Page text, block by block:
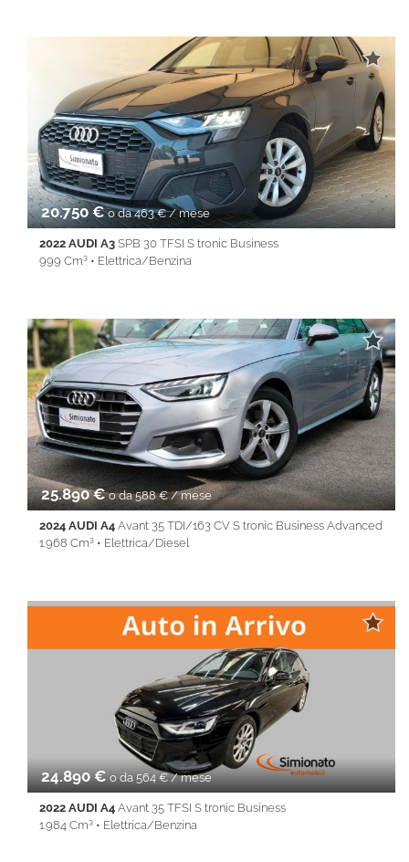
• Alzacristalli elettrici • Android Auto • Apple CarPlay • Autoradio
• Bluetooth • Cerchi in lega • Chiusura centralizzata •
Climatizzatore • Controllo trazione • Cruise Control • ESP • Full
LED • Immobilizzatore elettronico • Isofix • Keyless • Servosterzo
• Specchietti laterali elettrici • Touch screen • USB • Vivavoce •
Volante multifunzione
20.750 €o da 463 € / mese
2022 AUDI A3 SPB 30 TFSI S tronic Business
999 Cm³ • Elettrica/Benzina
Airbag testa • Alzacristalli elettrici • Android Auto • Apple
CarPlay • Autoradio • Bluetooth • Cerchi in lega • Chiusura
centralizzata • Climatizzatore • Controllo trazione • Cruise
Control • ESP • Immobilizzatore elettronico • Isofix • Park
Distance Control • Servosterzo • Navigatore satellitare •
Specchietti laterali elettrici • Touch screen • USB • Vivavoce •
Volante multifunzione
25.890 €o da 588 € / mese
2024 AUDI A4 Avant 35 TDI/163 CV S tronic Business Advanced
1.968 Cm³ • Elettrica/Diesel
Airbag testa • Android Auto • Apple CarPlay • Autoradio •
Bluetooth • Cerchi in lega • Chiusura centralizzata •
Climatizzatore • Controllo trazione • Cruise Control • ESP • Filtro
antiparticolato • Full LED • Immobilizzatore elettronico • Isofix •
Keyless • Lane Assist • Park Distance Control • PDC • Sedile
posteriore sdoppiato • Servosterzo • Navigatore satellitare •
Specchietti laterali elettrici • Start&Stop • Touch screen • USB •
Vivavoce • Volante multifunzione
24.890 €o da 564 € / mese
2022 AUDI A4 Avant 35 TFSI S tronic Business
1.984 Cm³ • Elettrica/Benzina